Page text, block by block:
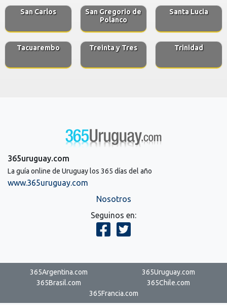
San Carlos
San Gregorio de
Polanco
Santa Lucia
Tacuarembo Treinta y Tres Trinidad
365uruguay.com
La guía online de Uruguay los 365 días del año
www.365uruguay.com
Nosotros
Seguinos en:
365Argentina.com
365Uruguay.com
365Brasil.com
365Chile.com
365Francia.com